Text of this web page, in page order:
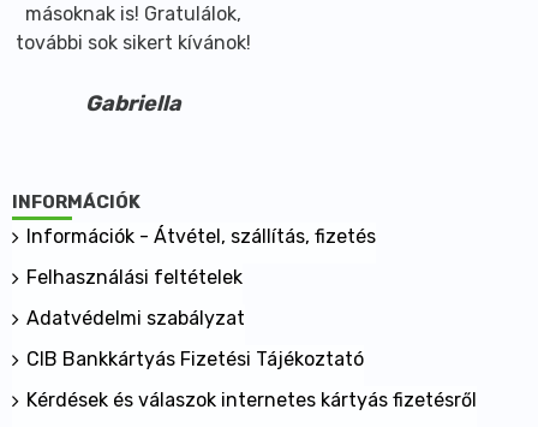
másoknak is! Gratulálok,
további sok sikert kívánok!
Gabriella
INFORMÁCIÓK
Információk - Átvétel, szállítás, fizetés
Felhasználási feltételek
Adatvédelmi szabályzat
CIB Bankkártyás Fizetési Tájékoztató
Kérdések és válaszok internetes kártyás fizetésről